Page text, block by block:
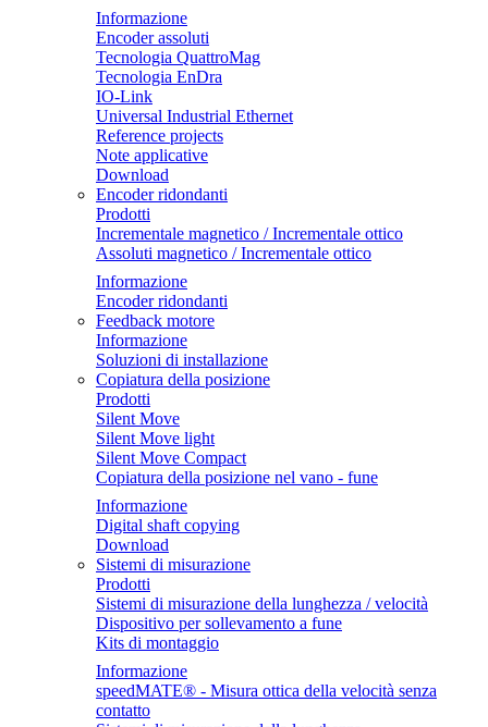
Informazione
Encoder assoluti
Tecnologia QuattroMag
Tecnologia EnDra
IO-Link
Universal Industrial Ethernet
Reference projects
Note applicative
Download
Encoder ridondanti
Prodotti
Incrementale magnetico / Incrementale ottico
Assoluti magnetico / Incrementale ottico
Informazione
Encoder ridondanti
Feedback motore
Informazione
Soluzioni di installazione
Copiatura della posizione
Prodotti
Silent Move
Silent Move light
Silent Move Compact
Copiatura della posizione nel vano - fune
Informazione
Digital shaft copying
Download
Sistemi di misurazione
Prodotti
Sistemi di misurazione della lunghezza / velocità
Dispositivo per sollevamento a fune
Kits di montaggio
Informazione
speedMATE® - Misura ottica della velocità senza
contatto